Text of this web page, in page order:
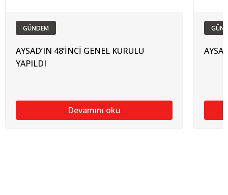
GÜNDEM
AYSAD’IN 48’İNCİ GENEL KURULU
YAPILDI
Devamını oku